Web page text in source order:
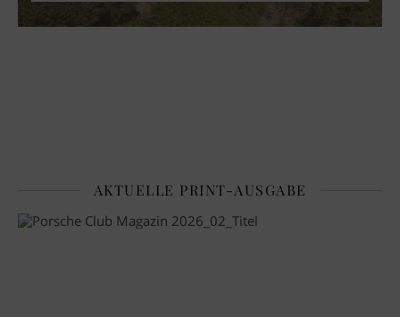
AKTUELLE PRINT-AUSGABE